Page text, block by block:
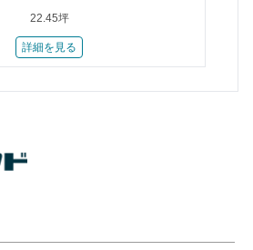
22.45坪
詳細を見る